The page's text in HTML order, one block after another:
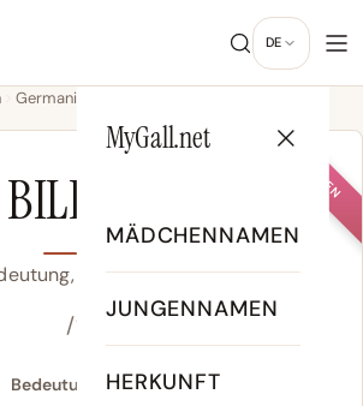
DE
MyGall.net
MÄDCHENNAMEN
JUNGENNAMEN
HERKUNFT
Germanisch
MÄDCHEN
BILLIE
Herkunft & Beliebtheit
/ˈbɪl.i/
Bedeutung von Billie: